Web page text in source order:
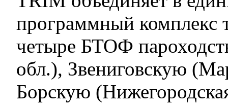
программный комплекс
четыре БТОФ
обл.), Звениговскую
Борскую